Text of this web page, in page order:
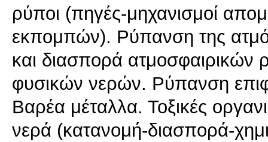
ρύποι (πηγές-μηχανισμοί
εκπομπών). Ρύπανση της
και διασπορά
φυσικών νερών. Ρύπανση
Βαρέα μέταλλα. Τοξικές
νερά (κατανομή-διασπορά-